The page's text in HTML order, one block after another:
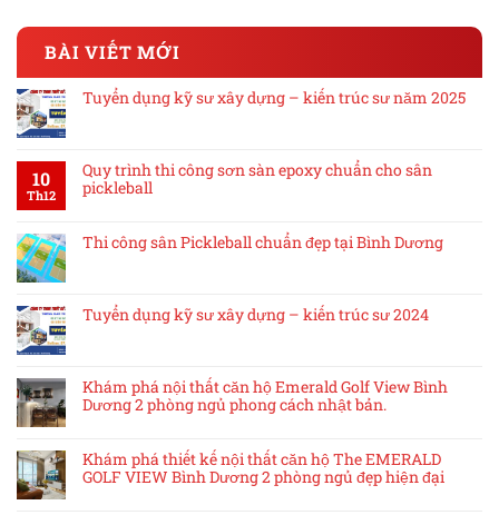
BÀI VIẾT MỚI
Tuyển dụng kỹ sư xây dựng – kiến trúc sư năm 2025
10
Th12
Quy trình thi công sơn sàn epoxy chuẩn cho sân
pickleball
Thi công sân Pickleball chuẩn đẹp tại Bình Dương
Tuyển dụng kỹ sư xây dựng – kiến trúc sư 2024
Khám phá nội thất căn hộ Emerald Golf View Bình
Dương 2 phòng ngủ phong cách nhật bản.
Khám phá thiết kế nội thất căn hộ The EMERALD
GOLF VIEW Bình Dương 2 phòng ngủ đẹp hiện đại